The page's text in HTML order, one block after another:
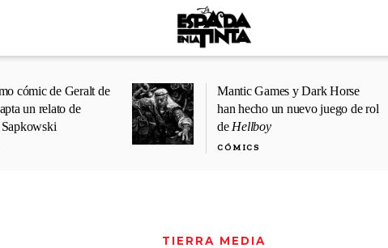
cómic de Geralt de
un relato de
Mantic Games y Dark Horse
han hecho un nuevo juego de rol
de Hellboy
CÓMICS
TIERRA MEDIA